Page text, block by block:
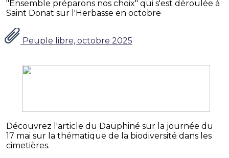
"Ensemble préparons nos choix" qui s'est déroulée à
Saint Donat sur l'Herbasse en octobre
Peuple libre, octobre 2025
Découvrez l'article du Dauphiné sur la journée du
17 mai sur la thématique de la biodiversité dans les
cimetières.